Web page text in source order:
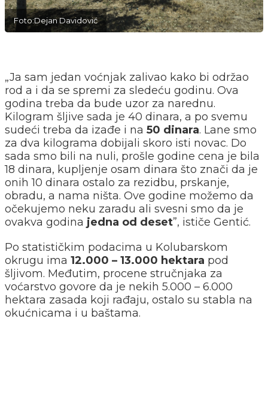
Foto:Dejan Davidović
„Ja sam jedan voćnjak zalivao kako bi održao
rod a i da se spremi za sledeću godinu. Ova
godina treba da bude uzor za narednu.
Kilogram šljive sada je 40 dinara, a po svemu
sudeći treba da izađe i na 50 dinara. Lane smo
za dva kilograma dobijali skoro isti novac. Do
sada smo bili na nuli, prošle godine cena je bila
18 dinara, kupljenje osam dinara što znači da je
onih 10 dinara ostalo za rezidbu, prskanje,
obradu, a nama ništa. Ove godine možemo da
očekujemo neku zaradu ali svesni smo da je
ovakva godina jedna od deset”, ističe Gentić.
Po statističkim podacima u Kolubarskom
okrugu ima 12.000 – 13.000 hektara pod
šljivom. Međutim, procene stručnjaka za
voćarstvo govore da je nekih 5.000 – 6.000
hektara zasada koji rađaju, ostalo su stabla na
okućnicama i u baštama.